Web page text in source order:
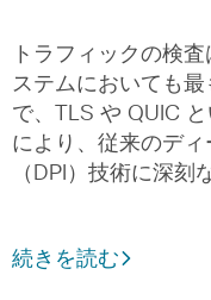
トラフィックの検
ステムにおいても
で、TLS や QUIC
により、従来のデ
（DPI）技術に深刻
続きを読む